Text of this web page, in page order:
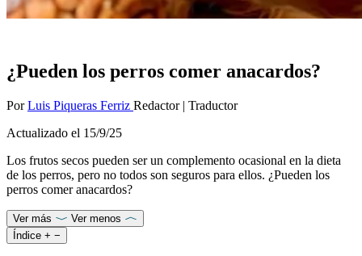
¿Pueden los perros comer anacardos?
PorLuis Piqueras Ferriz Redactor | Traductor
Actualizado el 15/9/25
Los frutos secos pueden ser un complemento ocasional en la dieta
de los perros, pero no todos son seguros para ellos. ¿Pueden los
perros comer anacardos?
Ver más
Ver menos
Índice + −